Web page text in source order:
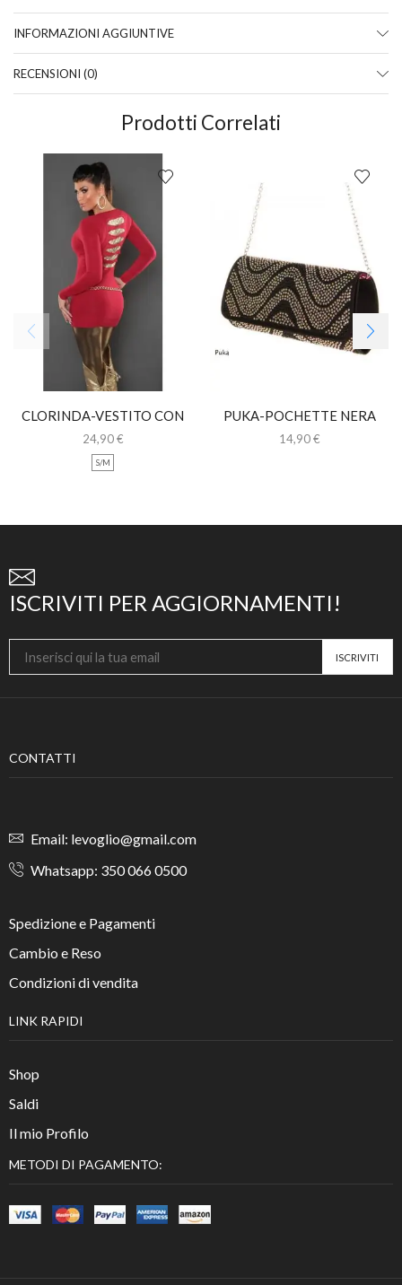
INFORMAZIONI AGGIUNTIVE
RECENSIONI (0)
Prodotti Correlati
CLORINDA-VESTITO CON
INSERTI ORO
24,90€
S/M
PUKA-POCHETTE NERA
CON STRASS
14,90€
ISCRIVITI PER AGGIORNAMENTI!
CONTATTI
Email: levoglio@gmail.com
Whatsapp: 350 066 0500
Spedizione e Pagamenti
Cambio e Reso
Condizioni di vendita
LINK RAPIDI
Shop
Saldi
Il mio Profilo
METODI DI PAGAMENTO: